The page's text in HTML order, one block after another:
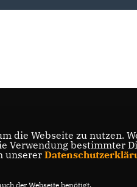
die Webseite zu
Verwendung
unserer
der Webseite benötigt.